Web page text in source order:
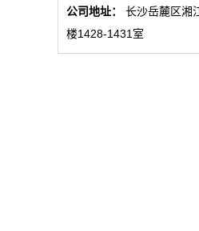
公司地址： 长沙岳麓区湘
楼1428-1431室